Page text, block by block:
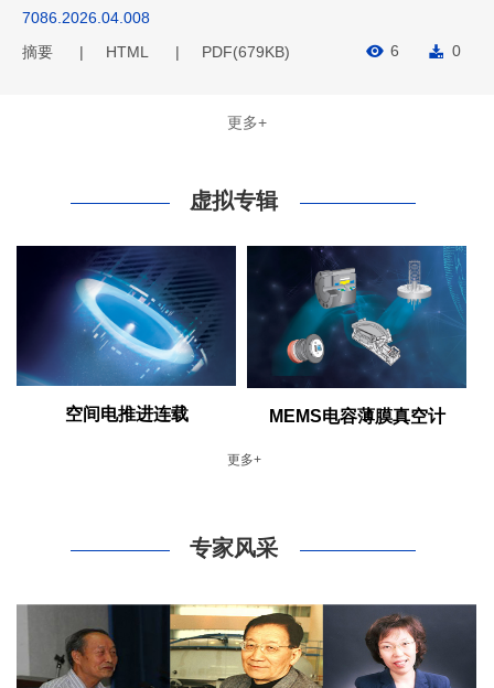
7086.2026.04.008
摘要
HTML PDF(679KB) 6 0
更多+
虚拟专辑
空间电推进连载 MEMS电容薄膜真空计
更多+
专家风采